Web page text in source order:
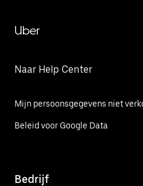
Uber
Naar Help Center
Mijn persoonsgegevens niet
Beleid voor Google Data
Bedrijf